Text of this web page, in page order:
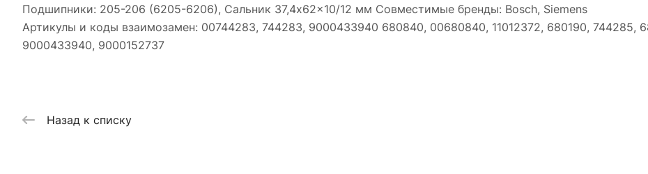
Подшипники: 205-206 (6205-6206), Сальник 37,4x62x10/12 мм Совместимые бренды: Bosch, Siemens
Артикулы и коды взаимозамен: 00744283, 744283, 9000433940 680840, 00680840, 11012372, 680190, 744285,
9000433940, 9000152737
Назад к списку